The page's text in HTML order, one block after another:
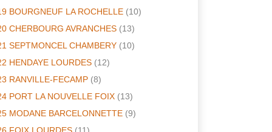
BOURGNEUF LA ROCHELLE (10)
CHERBOURG AVRANCHES (13)
SEPTMONCEL CHAMBERY (10)
HENDAYE LOURDES (12)
RANVILLE-FECAMP (8)
PORT LA NOUVELLE FOIX (13)
MODANE BARCELONNETTE (9)